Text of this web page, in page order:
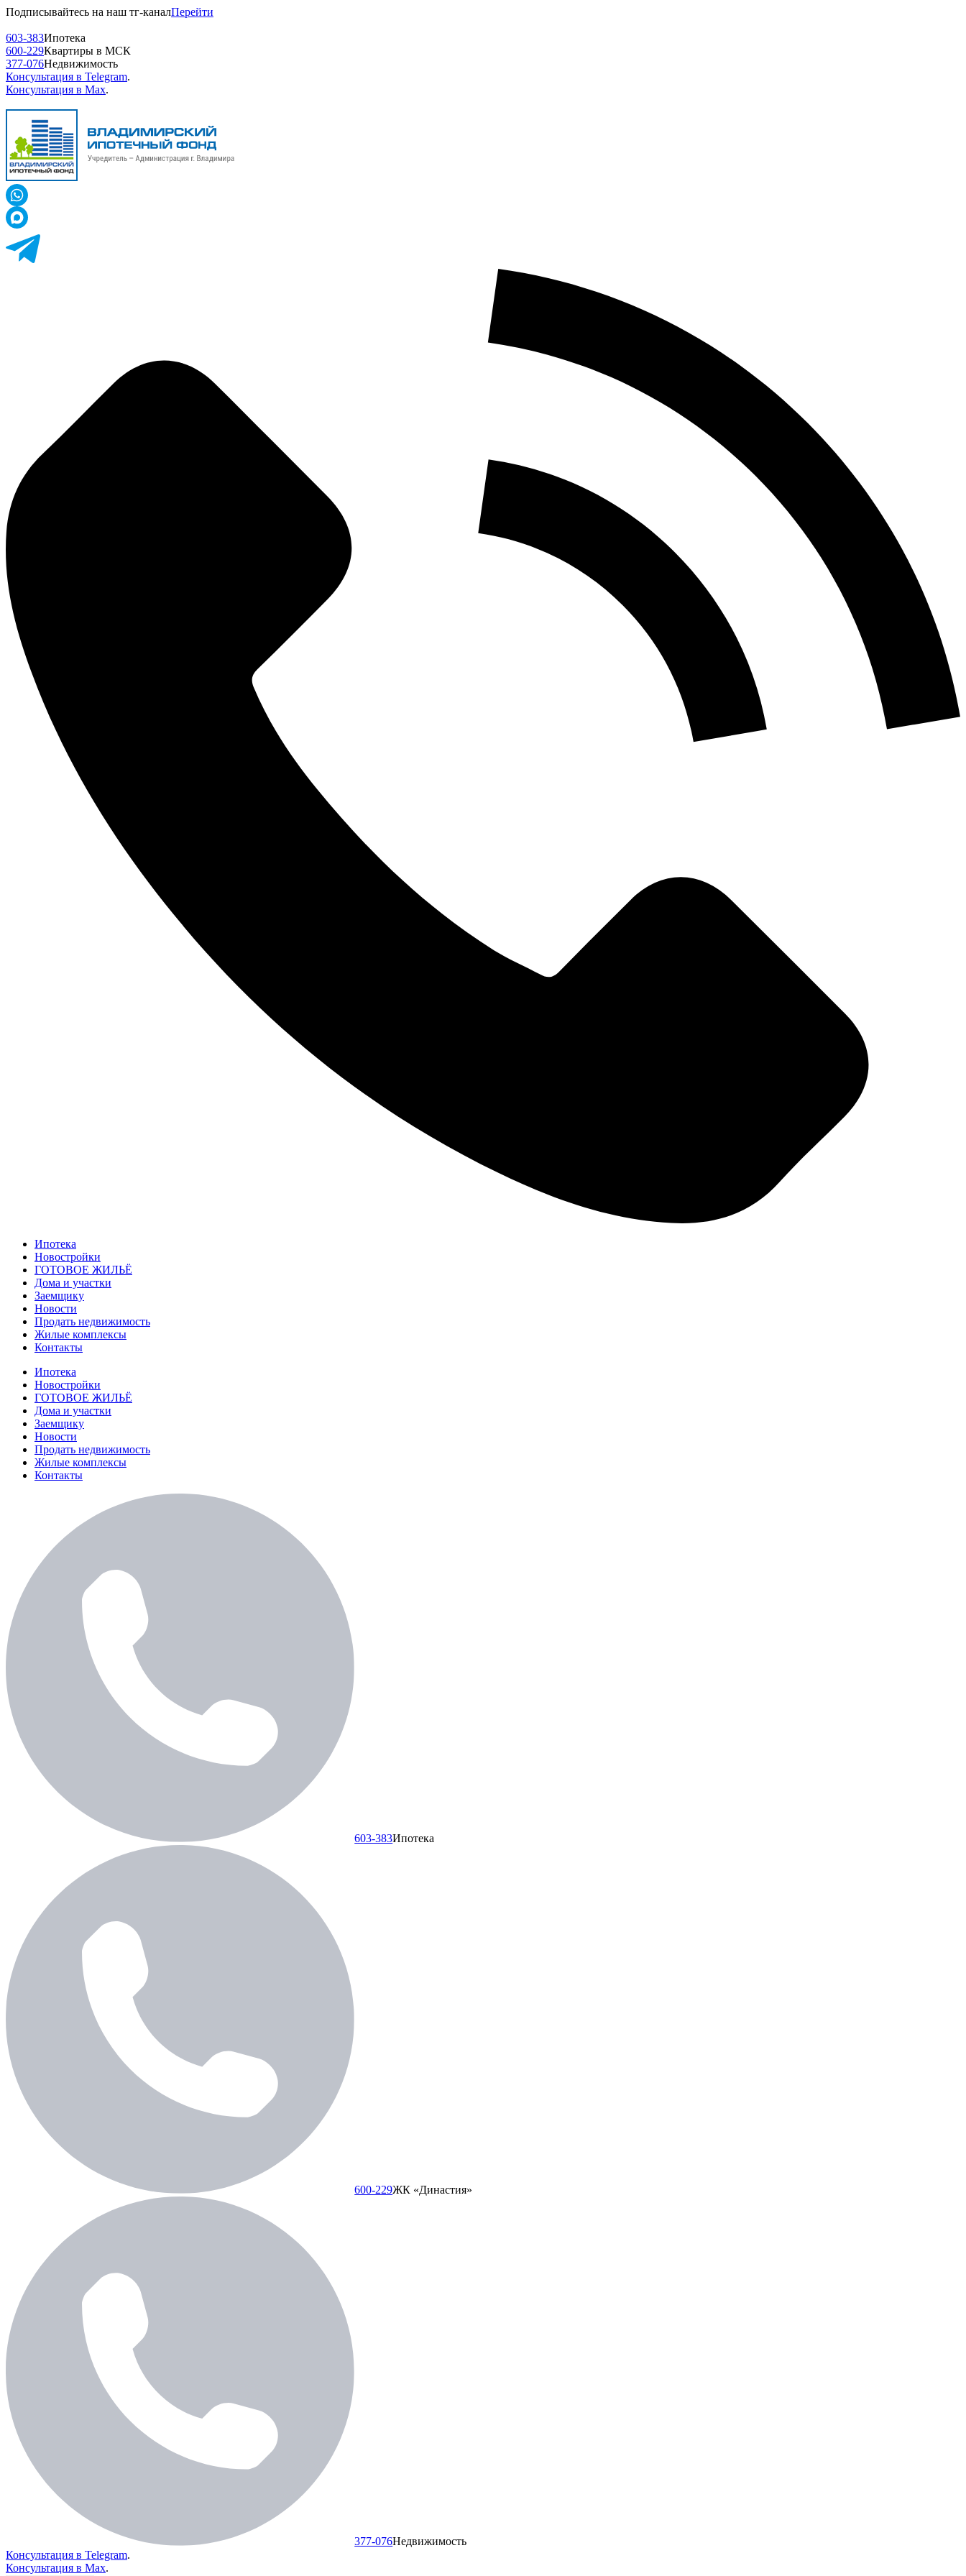
Подписывайтесь на наш тг-каналПерейти
603-383Ипотека
600-229Квартиры в МСК
377-076Недвижимость
Консультация в Telegram.
Консультация в Max.
Ипотека
Новостройки
ГОТОВОЕ ЖИЛЬЁ
Дома и участки
Заемщику
Новости
Продать недвижимость
Жилые комплексы
Контакты
Ипотека
Новостройки
ГОТОВОЕ ЖИЛЬЁ
Дома и участки
Заемщику
Новости
Продать недвижимость
Жилые комплексы
Контакты
603-383Ипотека
600-229ЖК «Династия»
377-076Недвижимость
Консультация в Telegram.
Консультация в Max.